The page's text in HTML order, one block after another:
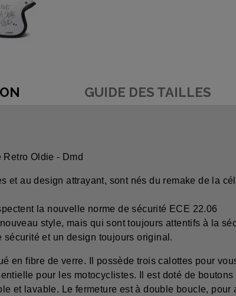
GUIDE DES TAILLES
Oldie - Dmd
et au design attrayant, sont nés du remake de la
la nouvelle norme de sécurité ECE 22.06
style, mais qui sont toujours attentifs à la
sécurité et un design toujours original.
en fibre de verre. Il possède trois calottes pour
pour les motocyclistes. Il est doté de
et lavable. Le fermeture est à double boucle, pour